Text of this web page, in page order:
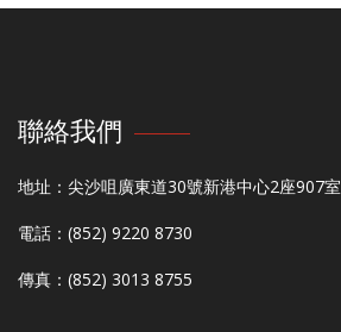
聯絡我們
地址：尖沙咀廣東道30號新港中心2座907室
電話：(852) 9220 8730
傳真：(852) 3013 8755